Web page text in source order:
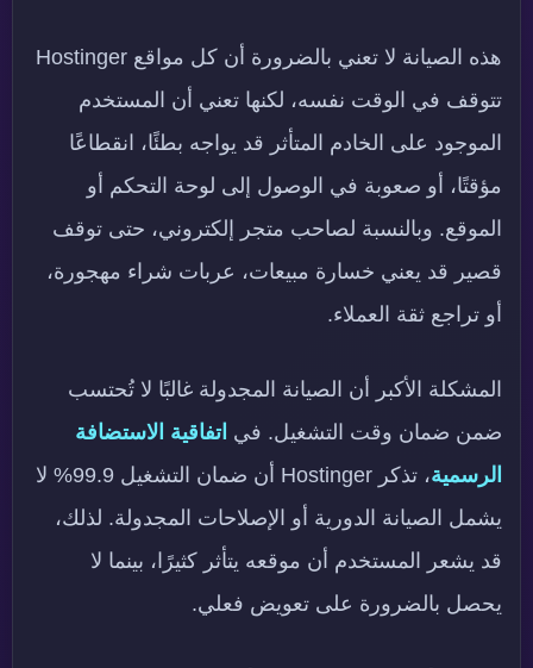
هذه الصيانة لا تعني بالضرورة أن كل مواقع Hostinger
تتوقف في الوقت نفسه، لكنها تعني أن المستخدم
الموجود على الخادم المتأثر قد يواجه بطئًا، انقطاعًا
مؤقتًا، أو صعوبة في الوصول إلى لوحة التحكم أو
الموقع. وبالنسبة لصاحب متجر إلكتروني، حتى توقف
قصير قد يعني خسارة مبيعات، عربات شراء مهجورة،
أو تراجع ثقة العملاء.
المشكلة الأكبر أن الصيانة المجدولة غالبًا لا تُحتسب
ضمن ضمان وقت التشغيل. في اتفاقية الاستضافة
الرسمية
، تذكر Hostinger أن ضمان التشغيل 99.9% لا
يشمل الصيانة الدورية أو الإصلاحات المجدولة. لذلك،
قد يشعر المستخدم أن موقعه يتأثر كثيرًا، بينما لا
يحصل بالضرورة على تعويض فعلي.